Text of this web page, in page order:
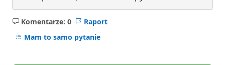
Komentarze: 0
Brak
komentarzy
Raport
Mam to samo pytanie